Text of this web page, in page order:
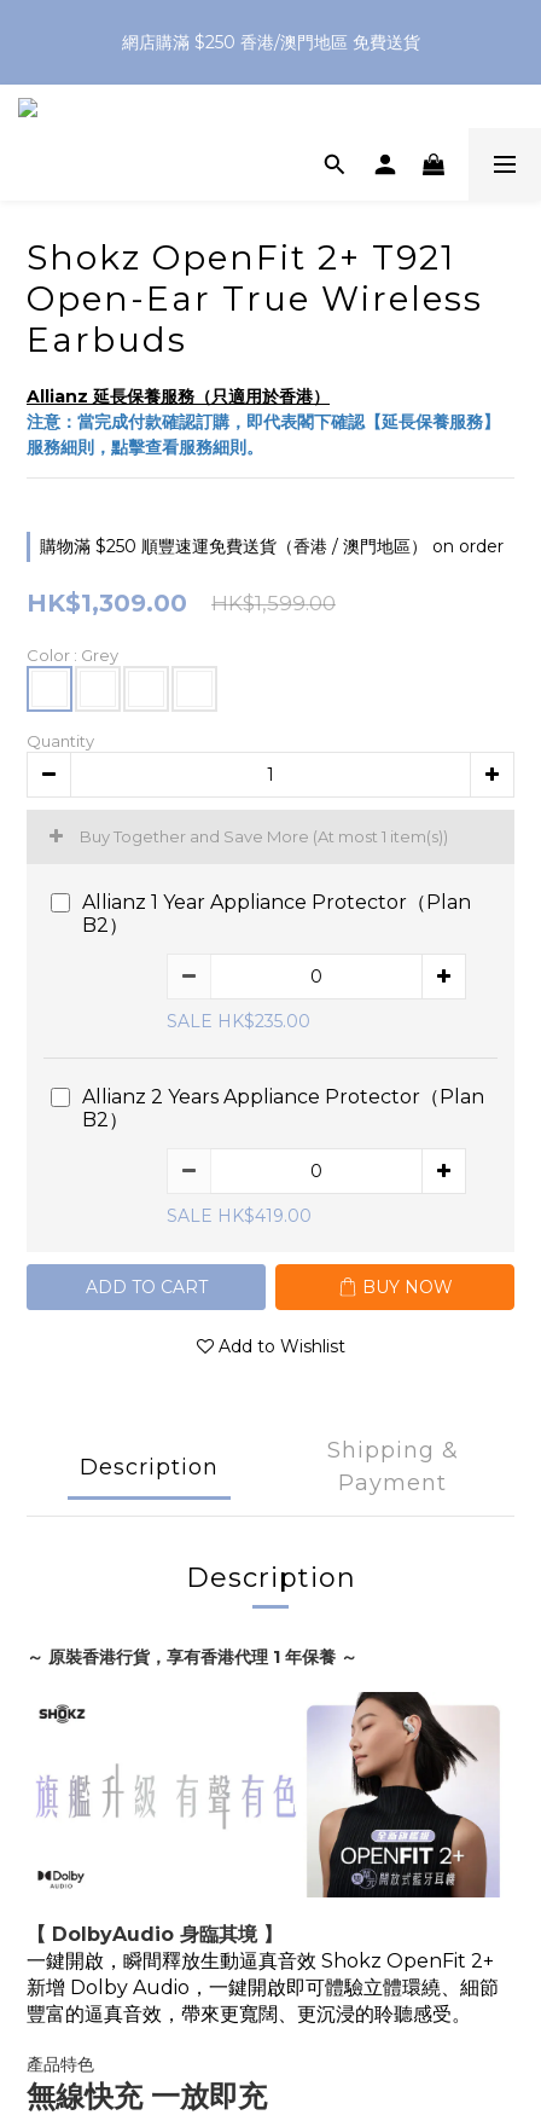
網店購滿 $250 香港/澳門地區 免費送貨
XPay（先買後付 免息分 3 期）- 新用戶首次消費滿 HK$100 即
Shokz OpenFit 2+ T921
Open-Ear True Wireless
Earbuds
Allianz 延長保養服務（只適用於香港）
注意：當完成付款確認訂購，即代表閣下確認【延長保養服務】
服務細則，點擊查看服務細則。
購物滿 $250 順豐速運免費送貨（香港 / 澳門地區） on order
HK$1,309.00 HK$1,599.00
Color : Grey
Quantity
Buy Together and Save More (At most 1 item(s))
Allianz 1 Year Appliance Protector（Plan
B2）
SALE HK$235.00
Allianz 2 Years Appliance Protector（Plan
B2）
SALE HK$419.00
ADD TO CART BUY NOW
Add to Wishlist
Description
Shipping &
Payment
Description
～ 原裝香港行貨，享有香港代理 1 年保養 ～
【 DolbyAudio 身臨其境 】
一鍵開啟，瞬間釋放生動逼真音效 Shokz OpenFit 2+
新增 Dolby Audio，一鍵開啟即可體驗立體環繞、細節
豐富的逼真音效，帶來更寬闊、更沉浸的聆聽感受。
產品特色
無線快充 一放即充